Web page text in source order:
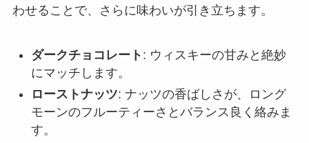
わせることで、さらに味わいが引き立ちます。
ダークチョコレート : ウィスキーの甘みと絶妙
にマッチします。
ローストナッツ: ナッツの香ばしさが、ロング
モーンのフルーティーさとバランス良く絡みま
す。